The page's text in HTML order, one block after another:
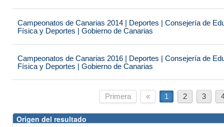
Campeonatos de Canarias 2014 | Deportes | Consejería de
Física y Deportes | Gobierno de Canarias
Campeonatos de Canarias 2016 | Deportes | Consejería de
Física y Deportes | Gobierno de Canarias
Primera « 1 2 3
Origen del resultado